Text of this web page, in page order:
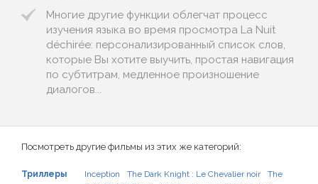
Многие другие функции облегчат процесс
изучения языка во время просмотра La Nuit
déchirée: персонализированный список слов,
которые Вы хотите выучить, простая навигация
по субтитрам, медленное произношение
диалогов...
Посмотреть другие фильмы из этих же категорий:
Триллеры Inception The Dark Knight : Le Chevalier noir
The